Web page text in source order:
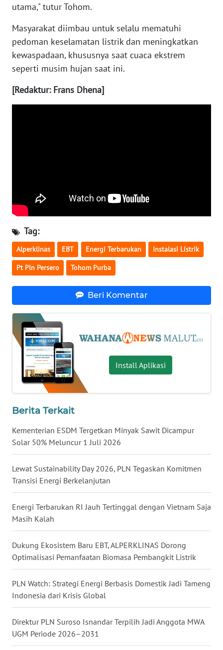
utama," tutur Tohom.
Masyarakat diimbau untuk selalu mematuhi
pedoman keselamatan listrik dan meningkatkan
kewaspadaan, khususnya saat cuaca ekstrem
seperti musim hujan saat ini.
[Redaktur: Frans Dhena]
Tag:
Alperklinas EBT Energi Terbarukan Instalasi Listrik
Pt Pln Persero Tohom Purba
Beri Komentar
Install Aplikasi
Berita Terkait
Kementerian ESDM Tergetkan Minyak Sawit Dicampur
Solar 50% Meluncur 1 Juli 2026
Lewat Sustainability Day 2026, PLN Tegaskan Komitmen
Transisi Energi Berkelanjutan
Energi Terbarukan RI Jauh Tertinggal dengan Vietnam Saja
Masih Kalah
Dukung Ekosistem Baru EBT, ALPERKLINAS Dorong
Optimalisasi Pemanfaatan Biomasa Pembangkit Listrik
PLN Watch: Strategi Energi Berbasis Domestik Jadi Tameng
Indonesia dari Krisis Global
Direktur PLN Suroso Isnandar Terpilih Jadi Anggota MWA
UGM Periode 2026–2031
WN
WN
JAMBI
SULTRA
SULBAR
WN
BABEL
WN
SUMBAR
WN
SUMSEL
WN
BENGKULU
WN
LAMPUNG
WN
WN
JATIM
WN
BALI
WN
KALBAR
WN
KALTENG